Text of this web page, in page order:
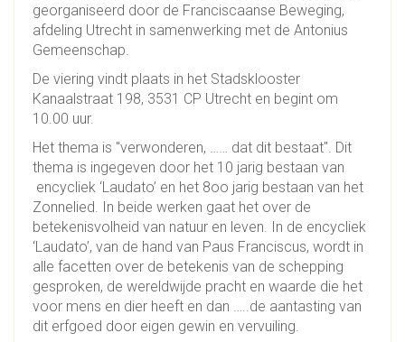
georganiseerd door de Franciscaanse Beweging,
afdeling Utrecht in samenwerking met de Antonius
Gemeenschap.
De viering vindt plaats in het Stadsklooster
Kanaalstraat 198, 3531 CP Utrecht en begint om
10.00 uur.
Het thema is "verwonderen, …… dat dit bestaat". Dit
thema is ingegeven door het 10 jarig bestaan van
encycliek ‘Laudato’ en het 8oo jarig bestaan van het
Zonnelied. In beide werken gaat het over de
betekenisvolheid van natuur en leven. In de encycliek
‘Laudato’, van de hand van Paus Franciscus, wordt in
alle facetten over de betekenis van de schepping
gesproken, de wereldwijde pracht en waarde die het
voor mens en dier heeft en dan …..de aantasting van
dit erfgoed door eigen gewin en vervuiling.